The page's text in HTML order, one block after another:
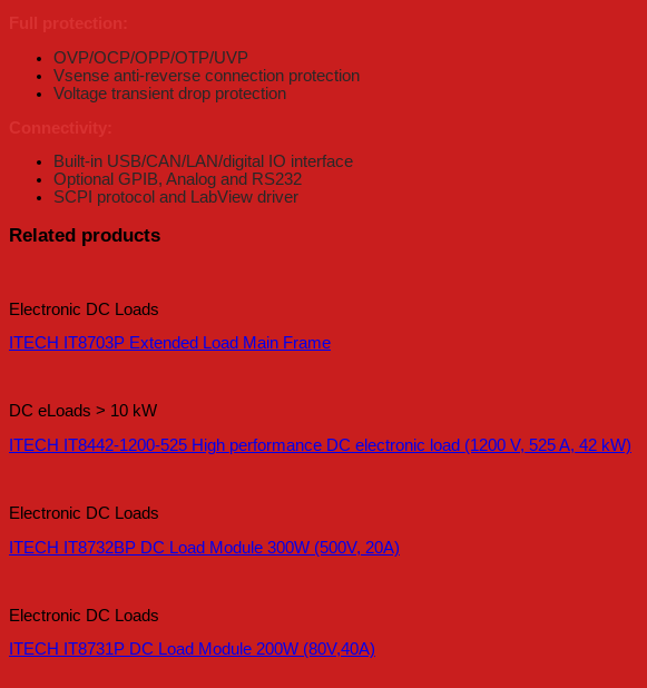
OVP/OCP/OPP/OTP/UVP
Vsense anti-reverse connection protection
Voltage transient drop protection
Built-in USB/CAN/LAN/digital IO interface
Optional GPIB, Analog and RS232
SCPI protocol and LabView driver
Related products
Electronic DC Loads
ITECH IT8703P Extended Load Main Frame
DC eLoads > 10 kW
ITECH IT8442-1200-525 High performance DC electronic load (1200 V, 525 A, 42 kW)
Electronic DC Loads
ITECH IT8732BP DC Load Module 300W (500V, 20A)
Electronic DC Loads
ITECH IT8731P DC Load Module 200W (80V,40A)